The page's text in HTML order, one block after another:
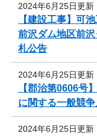
2024年6月25日更新
【建設工事】可
前沢ダム地区前
札公告
2024年6月25日更新
【郡治第0606号
に関する一般競
2024年6月25日更新